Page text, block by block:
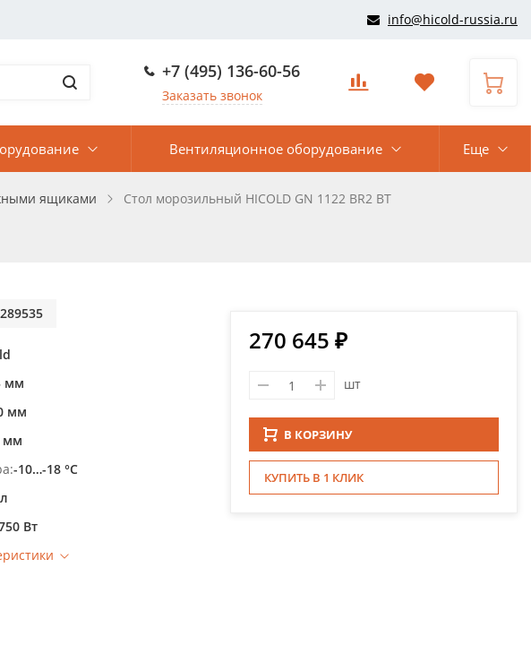
info@hicold-russia.ru
+7 (495) 136-60-56
Заказать звонок
Вентиляционное оборудование Еще
ящиками Стол морозильный HICOLD GN 1122 BR2 BT
289535
мм
мм
мм
-10…-18 °С
Вт
270 645 ₽
шт
В КОРЗИНУ
КУПИТЬ В 1 КЛИК